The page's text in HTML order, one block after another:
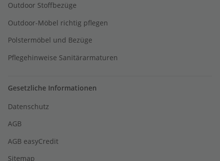
Outdoor Stoffbezüge
Outdoor-Möbel richtig pflegen
Polstermöbel und Bezüge
Pflegehinweise Sanitärarmaturen
Gesetzliche Informationen
Datenschutz
AGB
AGB easyCredit
Sitemap